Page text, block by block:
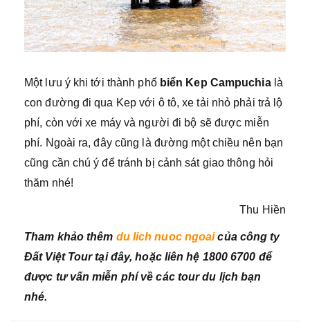
Một lưu ý khi tới thành phố biển Kep Campuchialà
con đường đi qua Kep với ô tô, xe tải nhỏ phải trả lộ
phí, còn với xe máy và người đi bộ sẽ được miễn
phí. Ngoài ra, đây cũng là đường một chiều nên bạn
cũng cần chú ý để tránh bị cảnh sát giao thông hỏi
thăm nhé!
Thu Hiền
Tham khảo thêm du lich nuoc ngoaicủa công ty
Đất Việt Tour tại đây, hoặc liên hệ 1800 6700 để
được tư vấn miễn phí về các tour du lịch bạn
nhé.